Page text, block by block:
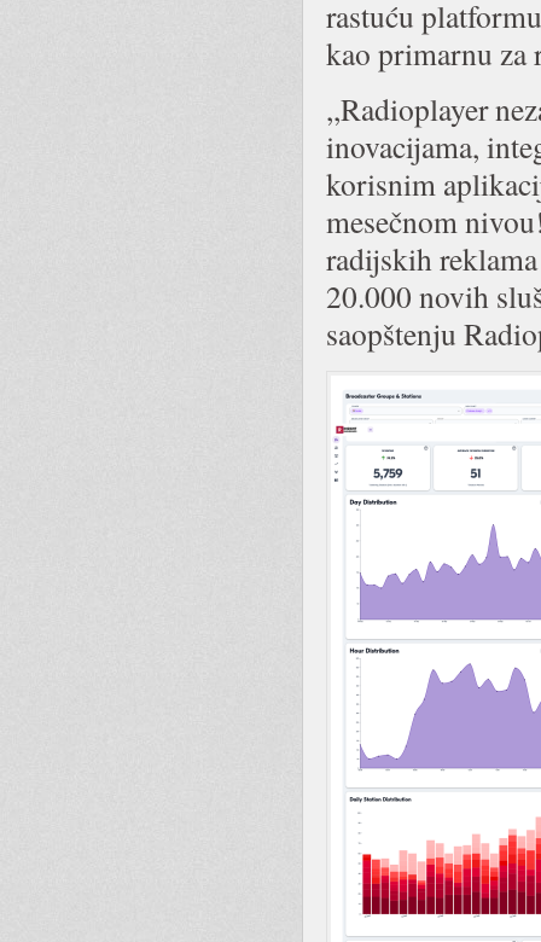
rastuću
kao primarnu za
,,Radioplayer
inovacijama,
korisnim
mesečnom
radijskih
20.000 novih
saopštenju